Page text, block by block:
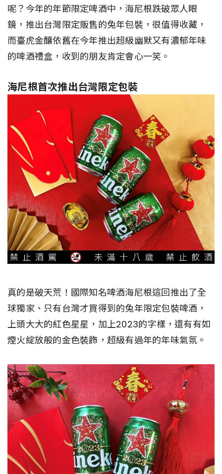
呢？今年的年節限定啤酒中，海尼根跌破眾人眼
鏡，推出台灣限定販售的兔年包裝，很值得收藏，
而臺虎金釀依舊在今年推出超級幽默又有濃郁年味
的啤酒禮盒，收到的朋友肯定會心一笑。
海尼根首次推出台灣限定包裝
真的是破天荒！國際知名啤酒海尼根這回推出了全
球獨家、只有台灣才買得到的兔年限定包裝啤酒，
上頭大大的紅色星星，加上2023的字樣，還有有如
煙火綻放般的金色裝飾，超級有過年的年味氣氛。